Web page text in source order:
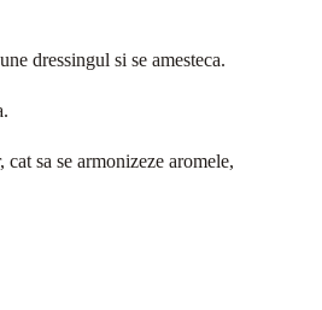
dressingul si se amesteca.
sa se armonizeze aromele,